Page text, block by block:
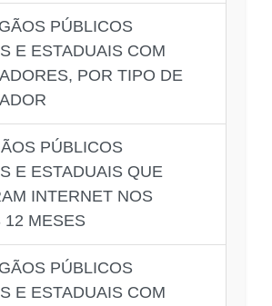
PÚBLICOS
E ESTADUAIS COM
POR TIPO DE
PÚBLICOS
E ESTADUAIS QUE
INTERNET NOS
12 MESES
PÚBLICOS
E ESTADUAIS COM